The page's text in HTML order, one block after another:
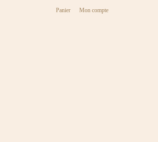
Mon compte
Panier